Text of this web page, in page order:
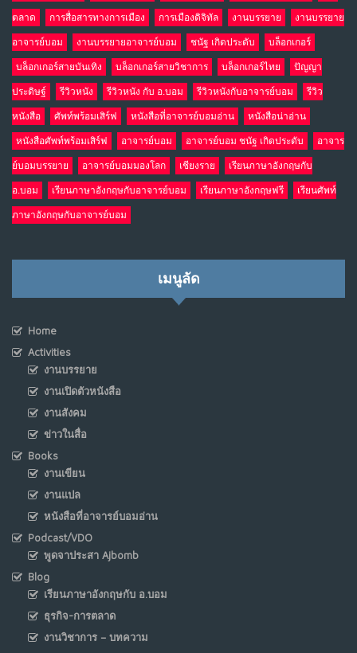
ตลาด การสื่อสารทางการเมือง การเมืองดิจิทัล งานบรรยาย งานบรรยาย
อาจารย์บอม งานบรรยายอาจารย์บอม ชนัฐ เกิดประดับ บล็อกเกอร์
บล็อกเกอร์สายบันเทิง บล็อกเกอร์สายวิชาการ บล็อกเกอร์ไทย ปัญญา
ประดิษฐ์ รีวิวหนัง รีวิวหนัง กับ อ.บอม รีวิวหนังกับอาจารย์บอม รีวิว
หนังสือ ศัพท์พร้อมเสิร์ฟ หนังสือที่อาจารย์บอมอ่าน หนังสือน่าอ่าน
หนังสือศัพท์พร้อมเสิร์ฟ อาจารย์บอม อาจารย์บอม ชนัฐ เกิดประดับ อาจาร
ย์บอมบรรยาย อาจารย์บอมมองโลก เชียงราย เรียนภาษาอังกฤษกับ
อ.บอม เรียนภาษาอังกฤษกับอาจารย์บอม เรียนภาษาอังกฤษฟรี เรียนศัพท์
ภาษาอังกฤษกับอาจารย์บอม
เมนูลัด
Home
Activities
งานบรรยาย
งานเปิดตัวหนังสือ
งานสังคม
ข่าวในสื่อ
Books
งานเขียน
งานแปล
หนังสือที่อาจารย์บอมอ่าน
Podcast/VDO
พูดจาประสา Ajbomb
Blog
เรียนภาษาอังกฤษกับ อ.บอม
ธุรกิจ-การตลาด
งานวิชาการ – บทความ